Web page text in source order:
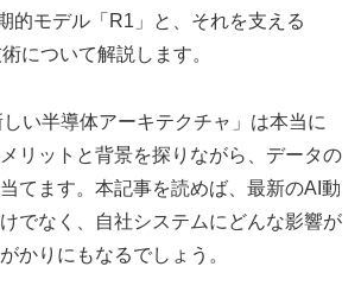
的モデル「R1」と、それを支える
について解説します。
しい半導体アーキテクチャ」は本当に
リットと背景を探りながら、データの
てます。本記事を読めば、最新のAI動
でなく、自社システムにどんな影響が
かりにもなるでしょう。